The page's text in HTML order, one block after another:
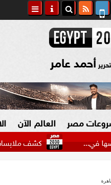
أحمد عامر
مصر العالم الآن
كشف ملابسات فيديو